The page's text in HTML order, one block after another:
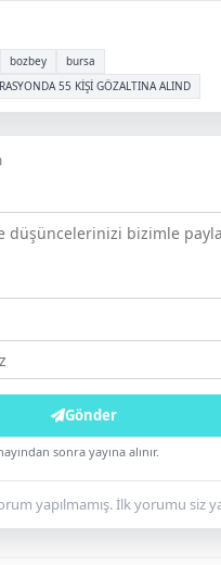
bozbey
bursa
55 KİŞİ GÖZALTINA ALIND
Gönder
sonra yayına alınır.
yapılmamış. İlk yorumu siz